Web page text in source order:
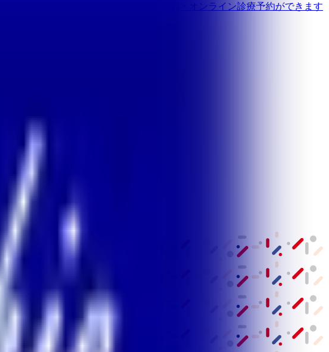
歯医者さんの対面診療予約・オンライン診療予約ができます